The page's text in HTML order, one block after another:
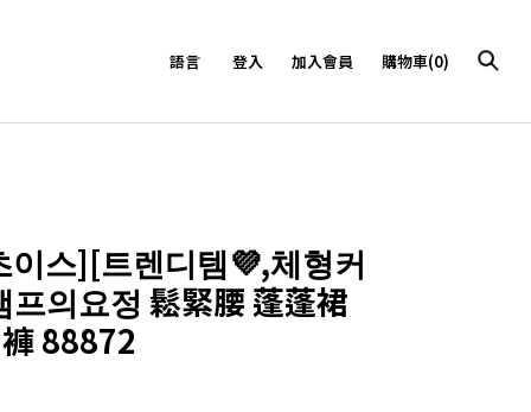
語言 登入 加入會員 購物車(0)
스][트렌디템💜,체형커
의요정 鬆緊腰 蓬蓬裙
88872